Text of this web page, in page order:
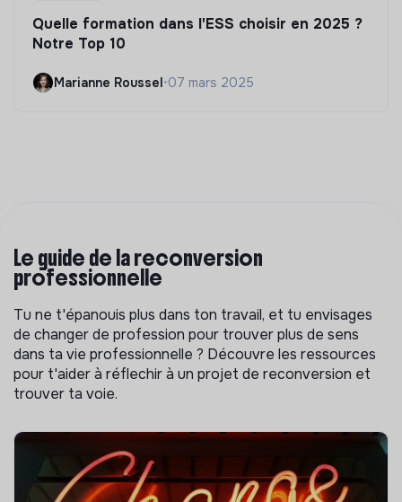
Quelle formation dans l'ESS choisir en 2025 ?
Notre Top 10
Marianne Roussel•07 mars 2025
Le guide de la reconversion
professionnelle
Tu ne t'épanouis plus dans ton travail, et tu envisages
de changer de profession pour trouver plus de sens
dans ta vie professionnelle ? Découvre les ressources
pour t'aider à réflechir à un projet de reconversion et
trouver ta voie.